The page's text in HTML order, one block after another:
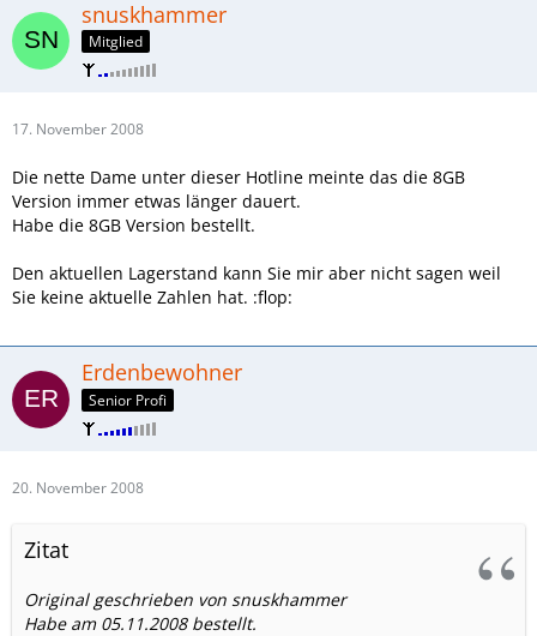
snuskhammer
Mitglied
17. November 2008
Die nette Dame unter dieser Hotline meinte das die 8GB
Version immer etwas länger dauert.
Habe die 8GB Version bestellt.
Den aktuellen Lagerstand kann Sie mir aber nicht sagen weil
Sie keine aktuelle Zahlen hat. :flop:
Erdenbewohner
Senior Profi
20. November 2008
Zitat
Original geschrieben von snuskhammer
Habe am 05.11.2008 bestellt.